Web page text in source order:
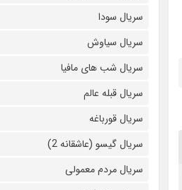
سریال سودا
سریال سیاوش
سریال شب های مافیا
سریال قبله عالم
سریال قورباغه
سریال گیسو (عاشقانه 2)
سریال مردم معمولی